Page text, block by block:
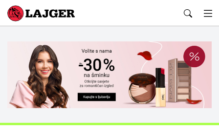
Lajger